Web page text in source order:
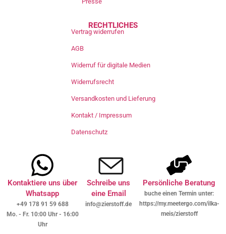
RECHTLICHES
Vertrag widerrufen
AGB
Widerruf für digitale Medien
Widerrufsrecht
Versandkosten und Lieferung
Kontakt / Impressum
Datenschutz
Kontaktiere uns über
Whatsapp
+49 178 91 59 688
Mo. - Fr. 10:00 Uhr - 16:00
Uhr
Schreibe uns
eine Email
info@zierstoff.de
Persönliche Beratung
buche einen Termin unter:
https://my.meetergo.com/ilka-
meis/zierstoff